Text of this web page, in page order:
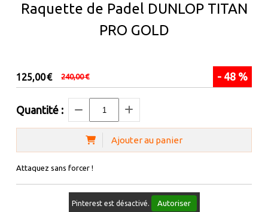
Raquette de Padel DUNLOP TITAN
PRO GOLD
- 48 %
125,00€ 240,00€
Quantité :
Ajouter au panier
Attaquez sans forcer !
Pinterest est désactivé. Autoriser